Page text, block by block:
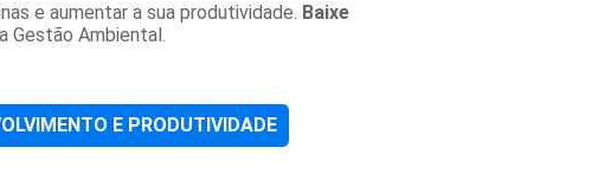
e aumentar a sua produtividade. Baixe
Gestão Ambiental.
E PRODUTIVIDADE